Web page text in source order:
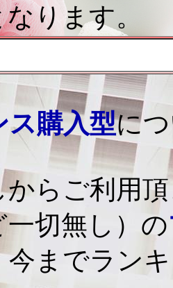
ります。
ス購入型に
らご利用
切無し）の
今までラン